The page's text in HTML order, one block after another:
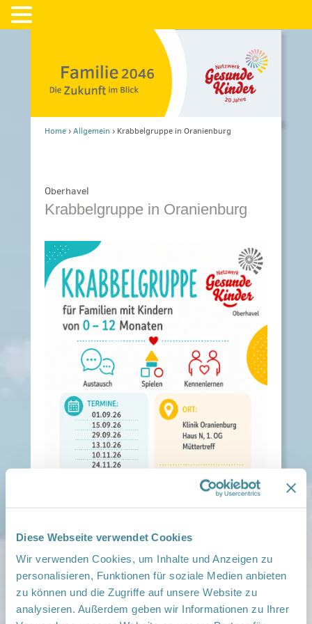
Diese Webseite verwendet Cookies
Wir verwenden Cookies, um Inhalte und Anzeigen zu
personalisieren, Funktionen für soziale Medien anbieten
zu können und die Zugriffe auf unsere Website zu
analysieren. Außerdem geben wir Informationen zu Ihrer
Home›Allgemein › Krabbelgruppe in Oranienburg
Oberhavel
Krabbelgruppe in Oranienburg
Kostenfreie Krabbelgruppe mit der
Familienbegleiterin Sylvia Weder alle 14 Tage von
10.00 – 12.00 Uhr in der Klinik Oranienburg,